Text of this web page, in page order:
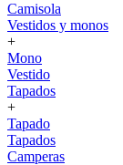
Camisola
Vestidos y monos
+
Mono
Vestido
Tapados
+
Tapado
Tapados
Camperas